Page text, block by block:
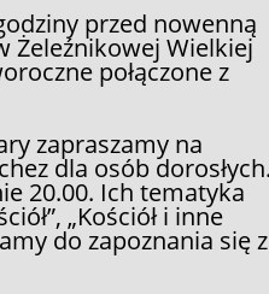
przed nowenną
Żeleźnikowej Wielkiej
połączone z
zapraszamy na
dla osób dorosłych.
20.00. Ich tematyka
„Kościół i inne
do zapoznania się